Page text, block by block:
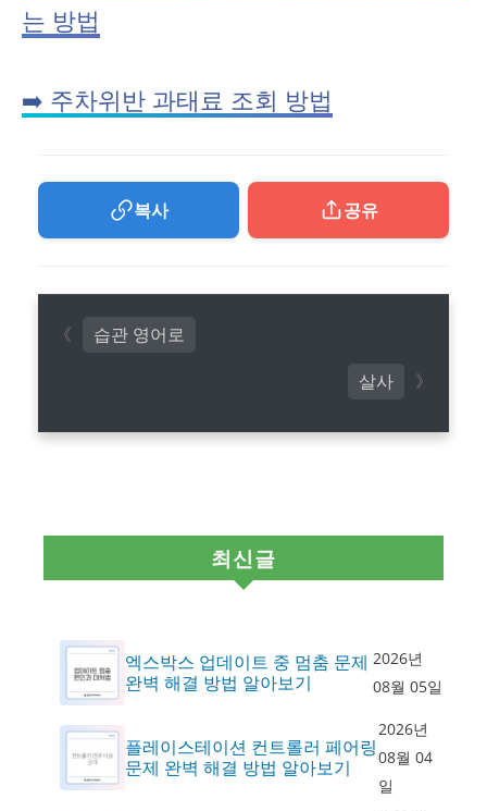
는 방법
➡️ 주차위반 과태료 조회 방법
복사 공유
살사
습관 영어로
최신글
엑스박스 업데이트 중 멈춤 문제
완벽 해결 방법 알아보기
2026년
08월 05일
플레이스테이션 컨트롤러 페어링
문제 완벽 해결 방법 알아보기
2026년
08월 04
일